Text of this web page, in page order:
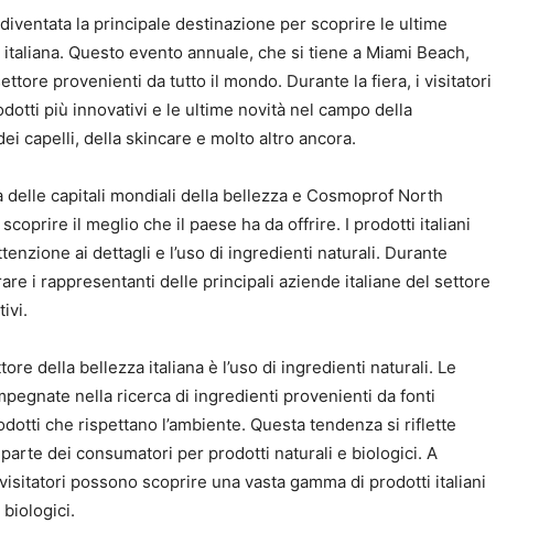
la principale destinazione per scoprire le ultime
Questo evento annuale, che si tiene a Miami Beach,
provenienti da tutto il mondo. Durante la fiera, i visitatori
più innovativi e le ultime novità nel campo della
capelli, della skincare e molto altro ancora.
delle capitali mondiali della bellezza e Cosmoprof North
il meglio che il paese ha da offrire. I prodotti italiani
ai dettagli e l’uso di ingredienti naturali. Durante
i rappresentanti delle principali aziende italiane del settore
della bellezza italiana è l’uso di ingredienti naturali. Le
nella ricerca di ingredienti provenienti da fonti
che rispettano l’ambiente. Questa tendenza si riflette
dei consumatori per prodotti naturali e biologici. A
possono scoprire una vasta gamma di prodotti italiani